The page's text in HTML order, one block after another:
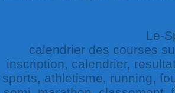
Le-
calendrier des courses
inscription, calendrier,
sports, athletisme, running,